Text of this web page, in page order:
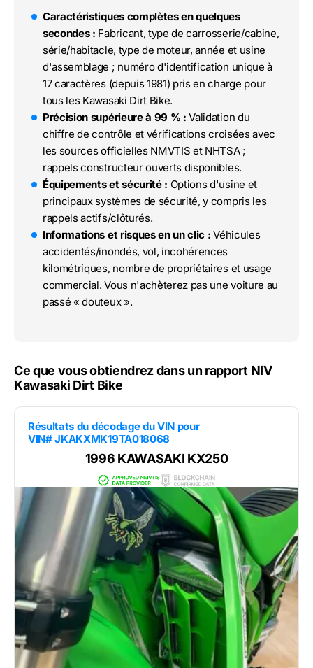
Caractéristiques complètes en quelques
secondes : Fabricant, type de carrosserie/cabine,
série/habitacle, type de moteur, année et usine
d'assemblage ; numéro d'identification unique à
17 caractères (depuis 1981) pris en charge pour
tous les Kawasaki Dirt Bike.
Précision supérieure à 99 % : Validation du
chiffre de contrôle et vérifications croisées avec
les sources officielles NMVTIS et NHTSA ;
rappels constructeur ouverts disponibles.
Équipements et sécurité : Options d'usine et
principaux systèmes de sécurité, y compris les
rappels actifs/clôturés.
Informations et risques en un clic : Véhicules
accidentés/inondés, vol, incohérences
kilométriques, nombre de propriétaires et usage
commercial. Vous n'achèterez pas une voiture au
passé « douteux ».
Ce que vous obtiendrez dans un rapport NIV
Kawasaki Dirt Bike
Résultats du décodage du VIN pour
VIN# JKAKXMK19TA018068
1996 KAWASAKI KX250